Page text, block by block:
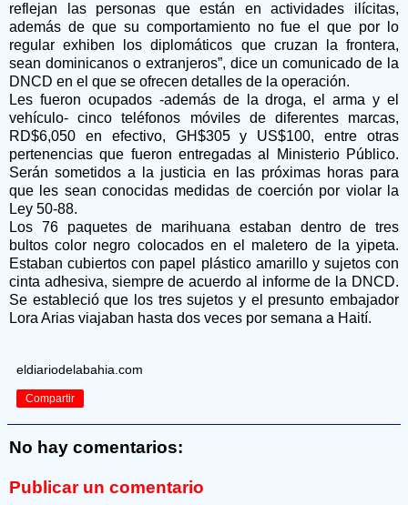
reflejan las personas que están en actividades ilícitas,
además de que su comportamiento no fue el que por lo
regular exhiben los diplomáticos que cruzan la frontera,
sean dominicanos o extranjeros”, dice un comunicado de la
DNCD en el que se ofrecen detalles de la operación.
Les fueron ocupados -además de la droga, el arma y el
vehículo- cinco teléfonos móviles de diferentes marcas,
RD$6,050 en efectivo, GH$305 y US$100, entre otras
pertenencias que fueron entregadas al Ministerio Público.
Serán sometidos a la justicia en las próximas horas para
que les sean conocidas medidas de coerción por violar la
Ley 50-88.
Los 76 paquetes de marihuana estaban dentro de tres
bultos color negro colocados en el maletero de la yipeta.
Estaban cubiertos con papel plástico amarillo y sujetos con
cinta adhesiva, siempre de acuerdo al informe de la DNCD.
Se estableció que los tres sujetos y el presunto embajador
Lora Arias viajaban hasta dos veces por semana a Haití.
eldiariodelabahia.com
Compartir
No hay comentarios:
Publicar un comentario